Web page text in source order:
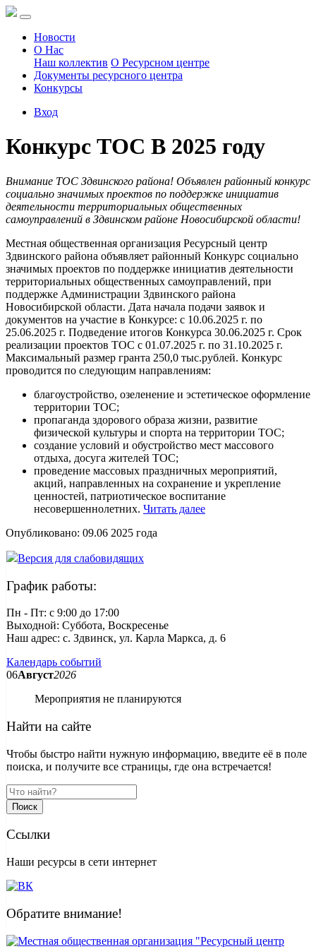
Новости
О Нас
Наш коллектив О Ресурсном центре
Документы ресурсного центра
Конкурсы
Вход
Конкурс ТОС В 2025 году
Внимание ТОС Здвинского района! Объявлен районный конкурс
социально значимых проектов по поддержке инициатив
деятельности территориальных общественных
самоуправлений в Здвинском районе Новосибирской области!
Местная общественная организация Ресурсный центр
Здвинского района объявляет районный Конкурс социально
значимых проектов по поддержке инициатив деятельности
территориальных общественных самоуправлений, при
поддержке Администрации Здвинского района
Новосибирской области. Дата начала подачи заявок и
документов на участие в Конкурсе: с 10.06.2025 г. по
25.06.2025 г. Подведение итогов Конкурса 30.06.2025 г. Срок
реализации проектов ТОС с 01.07.2025 г. по 31.10.2025 г.
Максимальный размер гранта 250,0 тыс.рублей. Конкурс
проводится по следующим направлениям:
благоустройство, озеленение и эстетическое оформление
территории ТОС;
пропаганда здорового образа жизни, развитие
физической культуры и спорта на территории ТОС;
создание условий и обустройство мест массового
отдыха, досуга жителей ТОС;
проведение массовых праздничных мероприятий,
акций, направленных на сохранение и укрепление
ценностей, патриотическое воспитание
несовершеннолетних. Читать далее
Опубликовано: 09.06 2025 года
Версия для слабовидящих
График работы:
Пн - Пт: c 9:00 до 17:00
Выходной: Суббота, Воскресенье
Наш адрес: с. Здвинск, ул. Карла Маркса, д. 6
Календарь событий
06Август2026
Мероприятия не планируются
Найти на сайте
Чтобы быстро найти нужную информацию, введите её в поле
поиска, и получите все страницы, где она встречается!
Поиск
Ссылки
Наши ресурсы в сети интернет
Обратите внимание!